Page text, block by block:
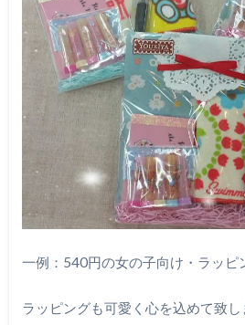
一例：540円の女の子向け・ラッピ
ラッピングも可愛く心を込めて致し